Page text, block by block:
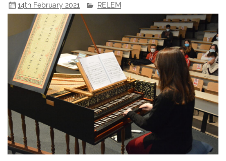
14th February 2021 RELEM